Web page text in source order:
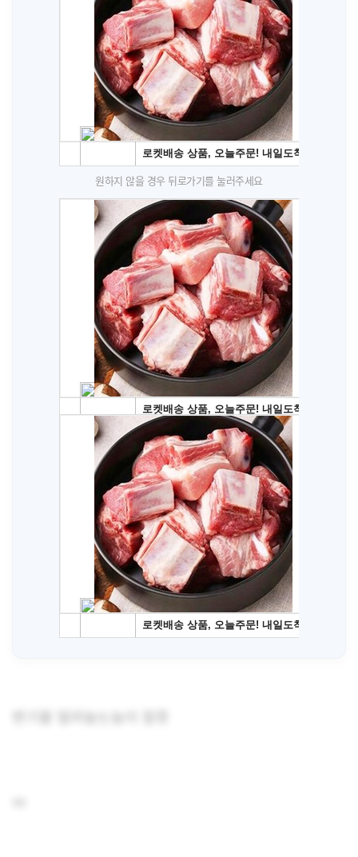
원하지 않을 경우 뒤로가기를 눌러주세요
변기물 얼려놓는놈이 잘못